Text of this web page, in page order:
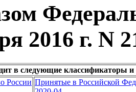
2016 г. N
в следующие классификаторы и
России Принятые в Российской